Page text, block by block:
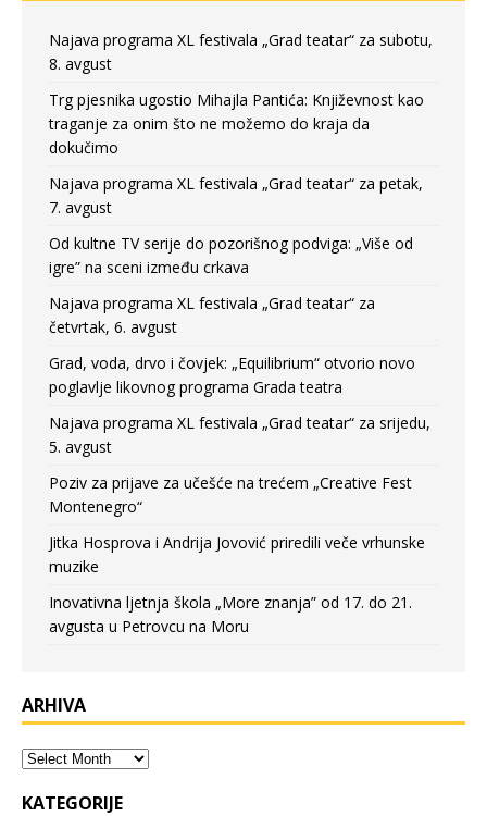
Najava programa XL festivala „Grad teatar“ za subotu,
8. avgust
Trg pjesnika ugostio Mihajla Pantića: Književnost kao
traganje za onim što ne možemo do kraja da
dokučimo
Najava programa XL festivala „Grad teatar“ za petak,
7. avgust
Od kultne TV serije do pozorišnog podviga: „Više od
igre” na sceni između crkava
Najava programa XL festivala „Grad teatar“ za
četvrtak, 6. avgust
Grad, voda, drvo i čovjek: „Equilibrium“ otvorio novo
poglavlje likovnog programa Grada teatra
Najava programa XL festivala „Grad teatar“ za srijedu,
5. avgust
Poziv za prijave za učešće na trećem „Creative Fest
Montenegro“
Jitka Hosprova i Andrija Jovović priredili veče vrhunske
muzike
Inovativna ljetnja škola „More znanja” od 17. do 21.
avgusta u Petrovcu na Moru
ARHIVA
KATEGORIJE